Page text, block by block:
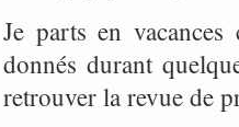
Je parts en
donnés durant
retrouver la revue de